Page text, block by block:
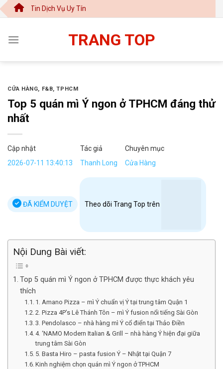
Chuyển
đến
dung
Dịch Vụ Uy Tín
TRANG TOP
CỬA HÀNG, F&B,TPHCM
Top 5 quán mì Ý ngon ở TPHCM đáng thử
nhất
Cập nhật
2026-07-11 13:40:13
Tác giả
Thanh Long
Chuyên mục
Cửa Hàng
ĐÃ KIỂM DUYỆT Theo dõi Trang Top trên
Nội Dung Bài viết:
Top 5 quán mì Ý ngon ở TPHCM được thực khách yêu
thích
1. Amano Pizza – mì Ý chuẩn vị Ý tại trung tâm Quận 1
2. Pizza 4P’s Lê Thánh Tôn – mì Ý fusion nổi tiếng Sài Gòn
3. Pendolasco – nhà hàng mì Ý cổ điển tại Thảo Điền
4. ‘NAMO Modern Italian & Grill – nhà hàng Ý hiện đại giữa
trung tâm Sài Gòn
5. Basta Hiro – pasta fusion Ý – Nhật tại Quận 7
Kinh nghiệm chọn quán mì Ý ngon ở TPHCM